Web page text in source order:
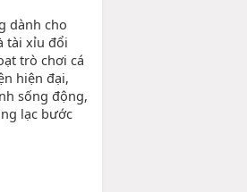
dành cho
tài xỉu đổi
trò chơi cá
hiện đại,
sống động,
lạc bước